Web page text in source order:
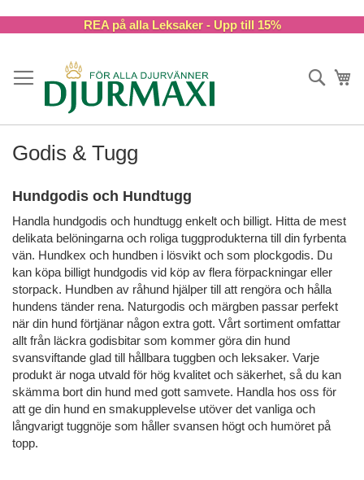
REA på alla Leksaker - Upp till 15%
Sök
Godis & Tugg
Hundgodis och Hundtugg
Handla hundgodis och hundtugg enkelt och billigt. Hitta de mest
delikata belöningarna och roliga tuggprodukterna till din fyrbenta
vän. Hundkex och hundben i lösvikt och som plockgodis. Du
kan köpa billigt hundgodis vid köp av flera förpackningar eller
storpack. Hundben av råhund hjälper till att rengöra och hålla
hundens tänder rena. Naturgodis och märgben passar perfekt
när din hund förtjänar någon extra gott. Vårt sortiment omfattar
allt från läckra godisbitar som kommer göra din hund
svansviftande glad till hållbara tuggben och leksaker. Varje
produkt är noga utvald för hög kvalitet och säkerhet, så du kan
skämma bort din hund med gott samvete. Handla hos oss för
att ge din hund en smakupplevelse utöver det vanliga och
långvarigt tuggnöje som håller svansen högt och humöret på
topp.